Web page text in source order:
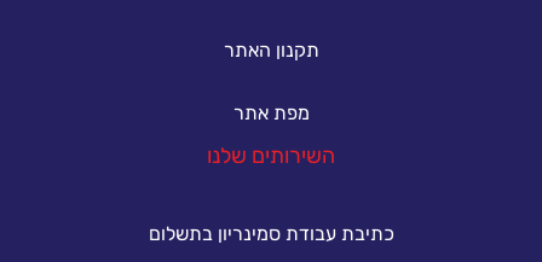
תקנון האתר
מפת אתר
השירותים שלנו
כתיבת עבודת סמינריון בתשלום